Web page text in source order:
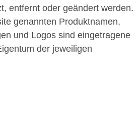
entfernt oder geändert werden.
genannten Produktnamen,
und Logos sind eingetragene
der jeweiligen